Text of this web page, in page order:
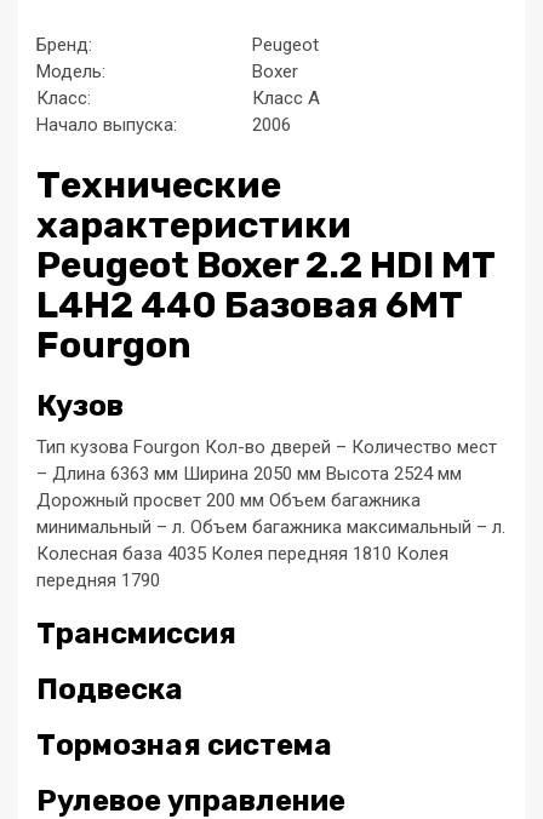
Бренд:
Peugeot
Модель:
Boxer
Класс:
Класс A
Начало выпуска:
2006
Технические
характеристики
Peugeot Boxer 2.2 HDI MT
L4H2 440 Базовая 6MT
Fourgon
Кузов
Тип кузова Fourgon Кол-во дверей – Количество мест
– Длина 6363 мм Ширина 2050 мм Высота 2524 мм
Дорожный просвет 200 мм Объем багажника
минимальный – л. Объем багажника максимальный – л.
Колесная база 4035 Колея передняя 1810 Колея
передняя 1790
Трансмиссия
Подвеска
Тормозная система
Рулевое управление